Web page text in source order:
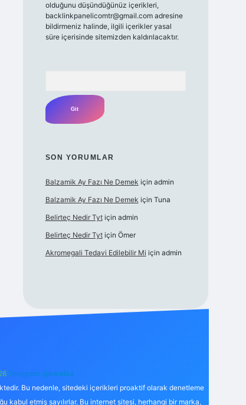
olduğunu düşündüğünüz içerikleri,
backlinkpanelicomtr@gmail.comadresine
bildirmeniz halinde, ilgili içerikler yasal
süre içerisinde sitemizden kaldırılacaktır.
SON YORUMLAR
Balzamik Ay Fazı Ne Demek için admin
Balzamik Ay Fazı Ne Demek için Tuna
Belirteç Nedir Tytiçin admin
Belirteç Nedir Tytiçin Ömer
Akromegali Tedavi Edilebilir Mi için admin
Telegram: @karabul
Bu nedenle, sitedeki içerikleri proaktif olarak denetleme
kabul etmiş sayılırlar. Bu internet sitesi, herhangi bir marka,